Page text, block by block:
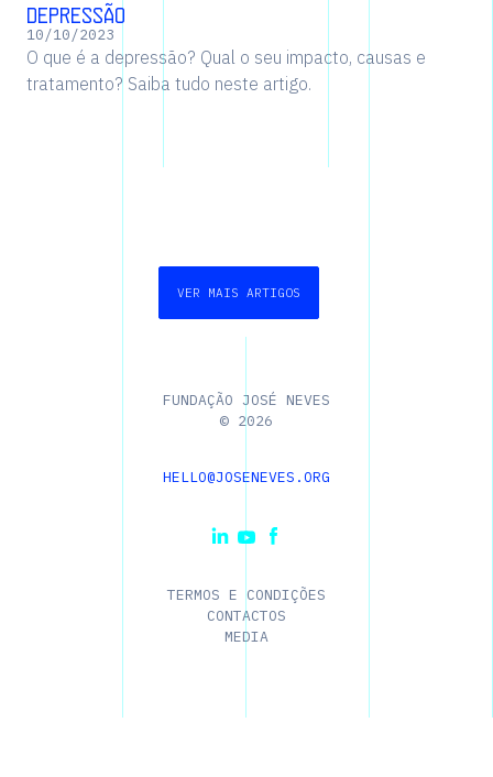
Depressão
10/10/2023
O que é a depressão? Qual o seu impacto, causas e
tratamento? Saiba tudo neste artigo.
VER MAIS ARTIGOS
FUNDAÇÃO JOSÉ NEVES
© 2026
HELLO@JOSENEVES.ORG
TERMOS E CONDIÇÕES
CONTACTOS
MEDIA